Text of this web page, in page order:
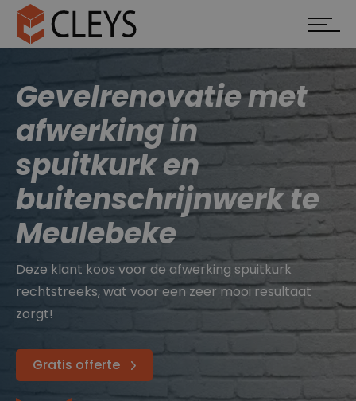
Gevelrenovatie met
afwerking in
spuitkurk en
buitenschrijnwerk te
Meulebeke
Deze klant koos voor de afwerking spuitkurk
rechtstreeks, wat voor een zeer mooi resultaat
zorgt!
Gratis offerte